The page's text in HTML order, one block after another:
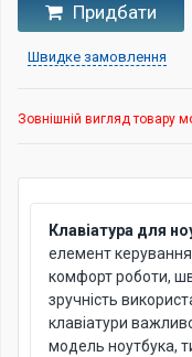
Придбати
Швидке замовлення
Зовнішній вигляд товару
Клавіатура для
елемент
комфорт роботи,
зручність
клавіатури
модель ноутбука,